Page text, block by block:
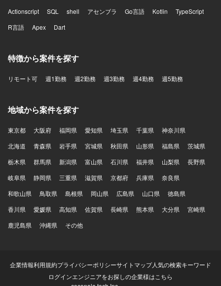
Actionscript
SQL shell アセンブラ Go言語 Kotlin
TypeScript
R言語
Apex Dart
特徴から案件を探す
リモート可 週1勤務 週2勤務 週3勤務 週4勤務 週5勤務
地域から案件を探す
東京都 大阪府 福岡県 愛知県 埼玉県 千葉県
神奈川県
北海道
青森県 岩手県 宮城県 秋田県 山形県 福島県
茨城県
栃木県
群馬県 新潟県 富山県 石川県 福井県 山梨県
長野県
岐阜県
静岡県 三重県 滋賀県 京都府 兵庫県
奈良県
和歌山県
鳥取県 島根県 岡山県 広島県 山口県
徳島県
香川県
愛媛県 高知県 佐賀県 長崎県 熊本県 大分県
宮崎県
鹿児島県
沖縄県 その他
企業情報利用規約プライバシーポリシーサイトマップ人気の検索キーワード
ログインエンジニアをお探しの企業様はこちら